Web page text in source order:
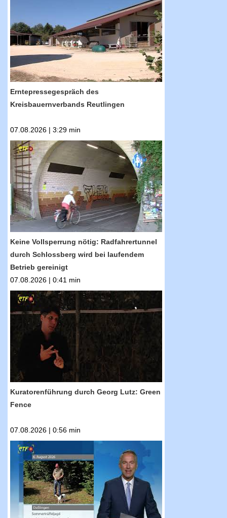
RTF.1-Nachrichten: Erntepressegespräch des
Kreisbauernverbands Reutlingen
Erntepressegespräch des
Kreisbauernverbands Reutlingen
07.08.2026 | 3:29 min
RTF.1-Nachrichten: Keine Vollsperrung nötig:
Radfahrertunnel durch Schlossberg wird bei
laufendem Betrieb gereinigt
Keine Vollsperrung nötig: Radfahrertunnel
durch Schlossberg wird bei laufendem
Betrieb gereinigt
07.08.2026 | 0:41 min
RTF.1-Nachrichten: Kuratorenführung durch
Georg Lutz: Green Fence
Kuratorenführung durch Georg Lutz: Green
Fence
07.08.2026 | 0:56 min
RTF.1-Nachrichten: Sommertrüffeljagd auf der
Schwäbischen Alb